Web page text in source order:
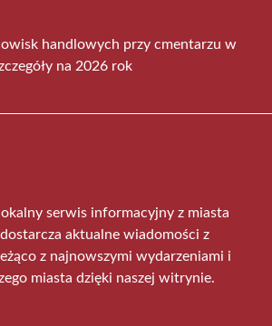
handlowych przy cmentarzu w
na 2026 rok
serwis informacyjny z miasta
aktualne wiadomości z
z najnowszymi wydarzeniami i
miasta dzięki naszej witrynie.